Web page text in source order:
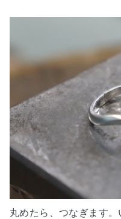
丸めたら、つなぎます。